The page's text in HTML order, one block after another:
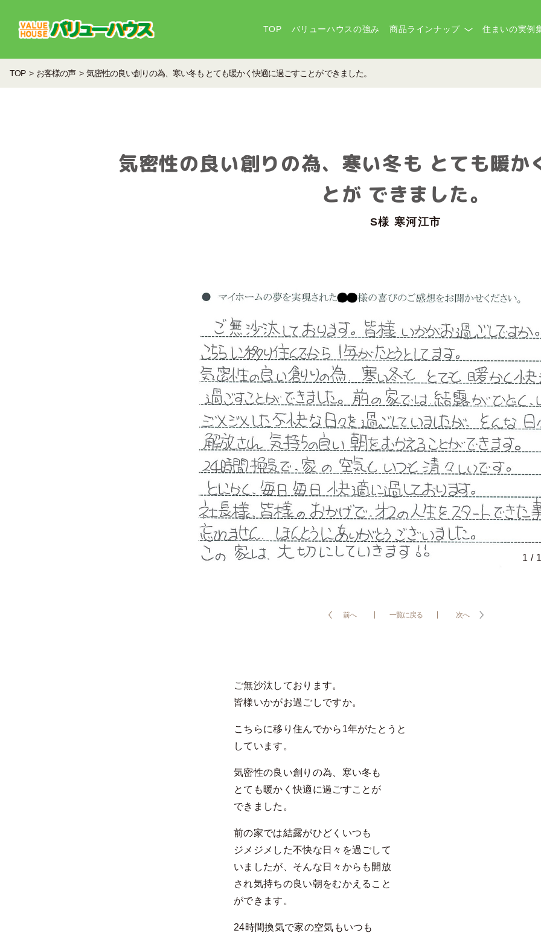
TOP バリューハウスの強み 商品ラインナップ 住まいの実例
TOP お客様の声 気密性の良い創りの為、寒い冬も とても暖かく快適に過ごすことが できました。
気密性の良い創りの為、寒い冬も とても暖か
とが できました。
S様 寒河江市
1 / 1
前へ 一覧に戻る 次へ
ご無沙汰しております。
皆様いかがお過ごしですか。
こちらに移り住んでから1年がたとうと
しています。
気密性の良い創りの為、寒い冬も
とても暖かく快適に過ごすことが
できました。
前の家では結露がひどくいつも
ジメジメした不快な日々を過ごして
いましたが、そんな日々からも開放
され気持ちの良い朝をむかえること
ができます。
24時間換気で家の空気もいつも